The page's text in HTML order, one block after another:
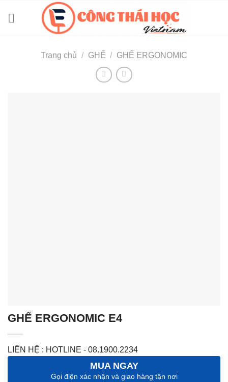
Trang chủ / GHẾ / GHẾ ERGONOMIC
GHẾ ERGONOMIC E4
LIÊN HỆ : HOTLINE - 08.1900.2234
MUA NGAY
Gọi điện xác nhận và giao hàng tận nơi